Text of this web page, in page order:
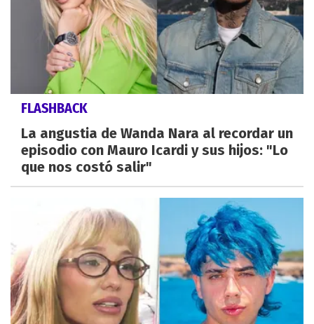
FLASHBACK
La angustia de Wanda Nara al recordar un
episodio con Mauro Icardi y sus hijos: "Lo
que nos costó salir"